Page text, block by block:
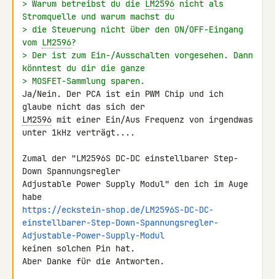
> Warum betreibst du die LM2596 nicht als
Stromquelle und warum machst du
> die Steuerung nicht über den ON/OFF-Eingang
vom LM2596?
> Der ist zum Ein-/Ausschalten vorgesehen. Dann
könntest du dir die ganze
> MOSFET-Sammlung sparen.
Ja/Nein. Der PCA ist ein PWM Chip und ich
LM2596 mit einer Ein/Aus Frequenz von irgendwas
unter 1kHz verträgt....
Zumal der "LM2596S DC-DC einstellbarer Step-
Down Spannungsregler
Adjustable Power Supply Modul" den ich im Auge
https://eckstein-shop.de/LM2596S-DC-DC-
einstellbarer-Step-Down-Spannungsregler-
Adjustable-Power-Supply-Modul
keinen solchen Pin hat.
Aber Danke für die Antworten.